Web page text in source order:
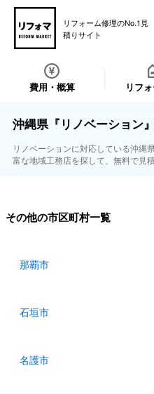
リフォーム修理のNo.1見
積りサイト
費用・概算 リフ
沖縄県『リノベーション
リノベーションに対応している沖縄
富な地域工務店を探して、無料で見
その他の市区町村一覧
那覇市
石垣市
名護市